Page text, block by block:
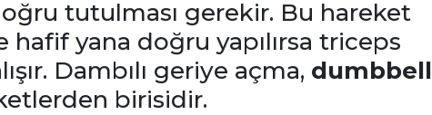
tutulması gerekir. Bu hareket
yana doğru yapılırsa triceps
Dambılı geriye açma, dumbbell
birisidir.